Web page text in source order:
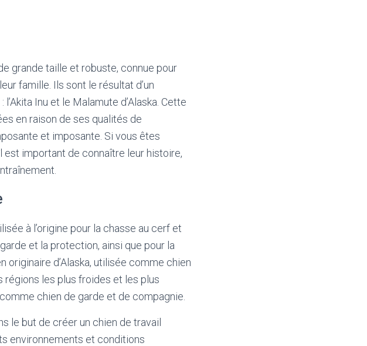
grande taille et robuste, connue pour
famille. Ils sont le résultat d’un
Inu et le Malamute d’Alaska. Cette
en raison de ses qualités de
et imposante. Si vous êtes
est important de connaître leur histoire,
à l’origine pour la chasse au cerf et
et la protection, ainsi que pour la
originaire d’Alaska, utilisée comme chien
régions les plus froides et les plus
chien de garde et de compagnie.
le but de créer un chien de travail
environnements et conditions